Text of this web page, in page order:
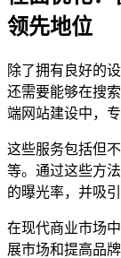
领先地位
除了拥有良好的
还需要能够在搜
端网站建设中，
这些服务包括但
等。通过这些方
的曝光率，并吸
在现代商业市场
展市场和提高品